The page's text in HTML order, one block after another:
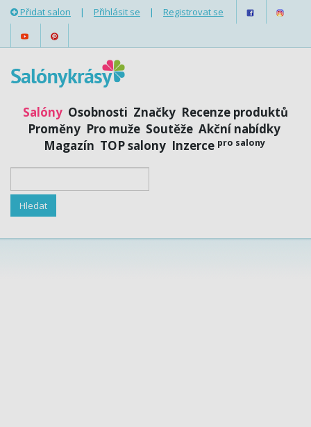
Přidat salon | Přihlásit se | Registrovat se
Salóny Osobnosti Značky Recenze produktů
Proměny Pro muže Soutěže Akční nabídky
Magazín TOP salony Inzerce pro salony